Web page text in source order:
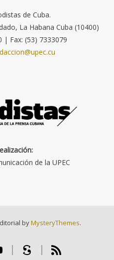
de Cuba.
La Habana Cuba (10400)
| Fax: (53) 7333079
de la UPEC
byMysteryThemes.